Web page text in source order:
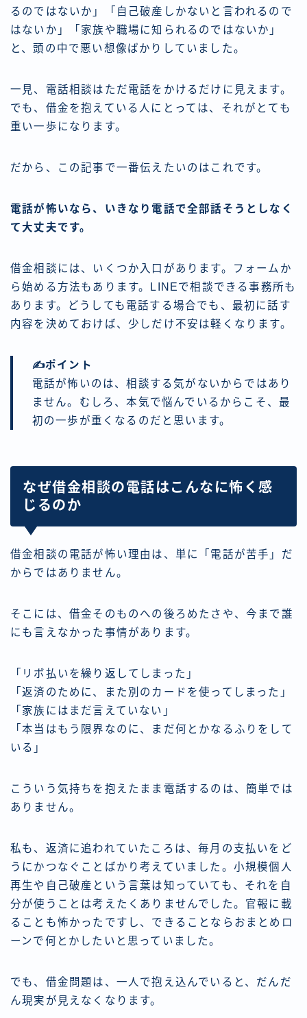
るのではないか」「自己破産しかないと言われるので
はないか」「家族や職場に知られるのではないか」
と、頭の中で悪い想像ばかりしていました。
一見、電話相談はただ電話をかけるだけに見えます。
でも、借金を抱えている人にとっては、それがとても
重い一歩になります。
だから、この記事で一番伝えたいのはこれです。
電話が怖いなら、いきなり電話で全部話そうとしなく
て大丈夫です。
借金相談には、いくつか入口があります。フォームか
ら始める方法もあります。LINEで相談できる事務所も
あります。どうしても電話する場合でも、最初に話す
内容を決めておけば、少しだけ不安は軽くなります。
✍️ポイント
電話が怖いのは、相談する気がないからではあり
ません。むしろ、本気で悩んでいるからこそ、最
初の一歩が重くなるのだと思います。
なぜ借金相談の電話はこんなに怖く感
じるのか
借金相談の電話が怖い理由は、単に「電話が苦手」だ
からではありません。
そこには、借金そのものへの後ろめたさや、今まで誰
にも言えなかった事情があります。
「リボ払いを繰り返してしまった」
「返済のために、また別のカードを使ってしまった」
「家族にはまだ言えていない」
「本当はもう限界なのに、まだ何とかなるふりをして
いる」
こういう気持ちを抱えたまま電話するのは、簡単では
ありません。
私も、返済に追われていたころは、毎月の支払いをど
うにかつなぐことばかり考えていました。小規模個人
再生や自己破産という言葉は知っていても、それを自
分が使うことは考えたくありませんでした。官報に載
ることも怖かったですし、できることならおまとめロ
ーンで何とかしたいと思っていました。
でも、借金問題は、一人で抱え込んでいると、だんだ
ん現実が見えなくなります。